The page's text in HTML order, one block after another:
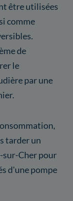
être utilisées
comme
de
le
par une
tarder un
sur-Cher pour
d'une pompe